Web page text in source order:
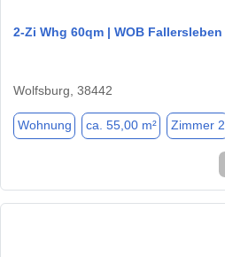
2-Zi Whg 60qm | WOB Fallersleben
Wolfsburg, 38442
Wohnung ca. 55,00 m² Zimmer 2